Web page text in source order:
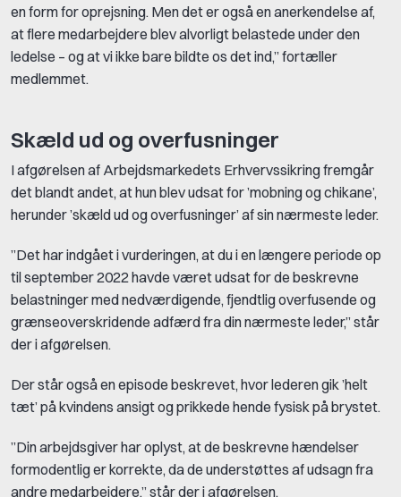
en form for oprejsning. Men det er også en anerkendelse af,
at flere medarbejdere blev alvorligt belastede under den
ledelse – og at vi ikke bare bildte os det ind,” fortæller
medlemmet.
Skæld ud og overfusninger
I afgørelsen af Arbejdsmarkedets Erhvervssikring fremgår
det blandt andet, at hun blev udsat for ’mobning og chikane’,
herunder ’skæld ud og overfusninger’ af sin nærmeste leder.
”Det har indgået i vurderingen, at du i en længere periode op
til september 2022 havde været udsat for de beskrevne
belastninger med nedværdigende, fjendtlig overfusende og
grænseoverskridende adfærd fra din nærmeste leder,” står
der i afgørelsen.
Der står også en episode beskrevet, hvor lederen gik ’helt
tæt’ på kvindens ansigt og prikkede hende fysisk på brystet.
”Din arbejdsgiver har oplyst, at de beskrevne hændelser
formodentlig er korrekte, da de understøttes af udsagn fra
andre medarbejdere,” står der i afgørelsen.